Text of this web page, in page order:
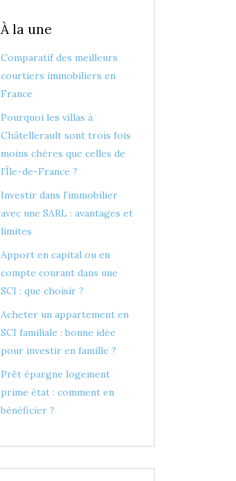
À la une
Comparatif des meilleurs
courtiers immobiliers en
France
Pourquoi les villas à
Châtellerault sont trois fois
moins chères que celles de
l’Île-de-France ?
Investir dans l’immobilier
avec une SARL : avantages et
limites
Apport en capital ou en
compte courant dans une
SCI : que choisir ?
Acheter un appartement en
SCI familiale : bonne idée
pour investir en famille ?
Prêt épargne logement
prime état : comment en
bénéficier ?